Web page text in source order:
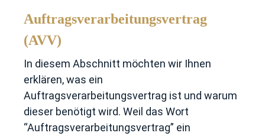
Auftragsverarbeitungsvertrag
(AVV)
In diesem Abschnitt möchten wir Ihnen
erklären, was ein
Auftragsverarbeitungsvertrag ist und warum
dieser benötigt wird. Weil das Wort
“Auftragsverarbeitungsvertrag” ein